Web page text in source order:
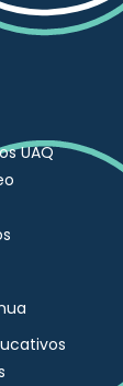
UAQ